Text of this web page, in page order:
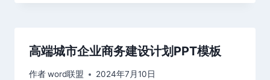
高端城市企业商务建设计划PPT模板
作者word联盟 2024年7月10日